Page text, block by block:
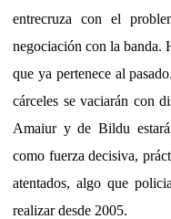
entrecruza con el
negociación con la banda.
que ya pertenece al
cárceles se vaciarán con
Amaiur y de Bildu
como fuerza decisiva,
atentados, algo que
realizar desde 2005.